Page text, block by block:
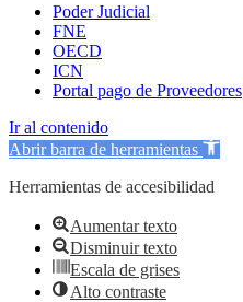
Poder Judicial
FNE
OECD
ICN
Portal pago de Proveedores
Ir al contenido
Abrir barra de herramientas
Herramientas de accesibilidad
Aumentar texto
Disminuir texto
Escala de grises
Alto contraste